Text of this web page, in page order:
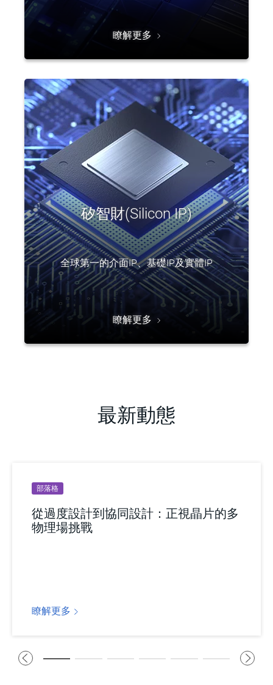
瞭解更多
矽智財(Silicon IP)
全球第一的介面IP、基礎IP及實體IP
瞭解更多
最新動態
部落格
從過度設計到協同設計：正視晶片的多
物理場挑戰
瞭解更多